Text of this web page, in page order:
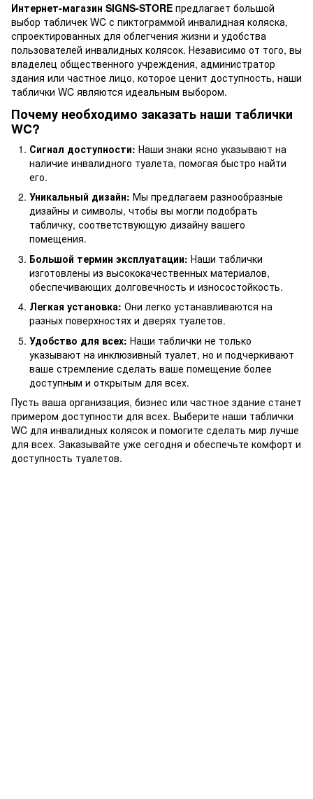
Интернет-магазин SIGNS-STORE предлагает большой
выбор табличек WC с пиктограммой инвалидная коляска,
спроектированных для облегчения жизни и удобства
пользователей инвалидных колясок. Независимо от того, вы
владелец общественного учреждения, администратор
здания или частное лицо, которое ценит доступность, наши
таблички WC являются идеальным выбором.
Почему необходимо заказать наши таблички
WC?
Сигнал доступности: Наши знаки ясно указывают на
наличие инвалидного туалета, помогая быстро найти
его.
Уникальный дизайн: Мы предлагаем разнообразные
дизайны и символы, чтобы вы могли подобрать
табличку, соответствующую дизайну вашего
помещения.
Большой термин эксплуатации: Наши таблички
изготовлены из высококачественных материалов,
обеспечивающих долговечность и износостойкость.
Легкая установка: Они легко устанавливаются на
разных поверхностях и дверях туалетов.
Удобство для всех: Наши таблички не только
указывают на инклюзивный туалет, но и подчеркивают
ваше стремление сделать ваше помещение более
доступным и открытым для всех.
Пусть ваша организация, бизнес или частное здание станет
примером доступности для всех. Выберите наши таблички
WC для инвалидных колясок и помогите сделать мир лучше
для всех. Заказывайте уже сегодня и обеспечьте комфорт и
доступность туалетов.